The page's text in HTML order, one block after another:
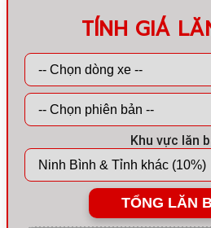
TÍNH GIÁ
Khu vực lăn
TỔNG LĂN